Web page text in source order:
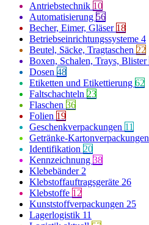
Antriebstechnik 10
Automatisierung 56
Becher, Eimer, Gläser 18
Betriebseinrichtungssysteme 4
Beutel, Säcke, Tragtaschen 22
Boxen, Schalen, Trays, Blister
Dosen 48
Etiketten und Etikettierung 62
Faltschachteln 23
Flaschen 36
Folien 19
Geschenkverpackungen 11
Getränke-Kartonverpackungen
Identifikation 20
Kennzeichnung 38
Klebebänder 2
Klebstoffauftragsgeräte 26
Klebstoffe 12
Kunststoffverpackungen 25
Lagerlogistik 11